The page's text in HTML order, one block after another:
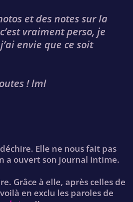
et des notes sur la
vraiment perso, je
envie que ce soit
! lml
Elle ne nous fait pas
a ouvert son journal intime.
Grâce à elle, après celles de
en exclu les paroles de